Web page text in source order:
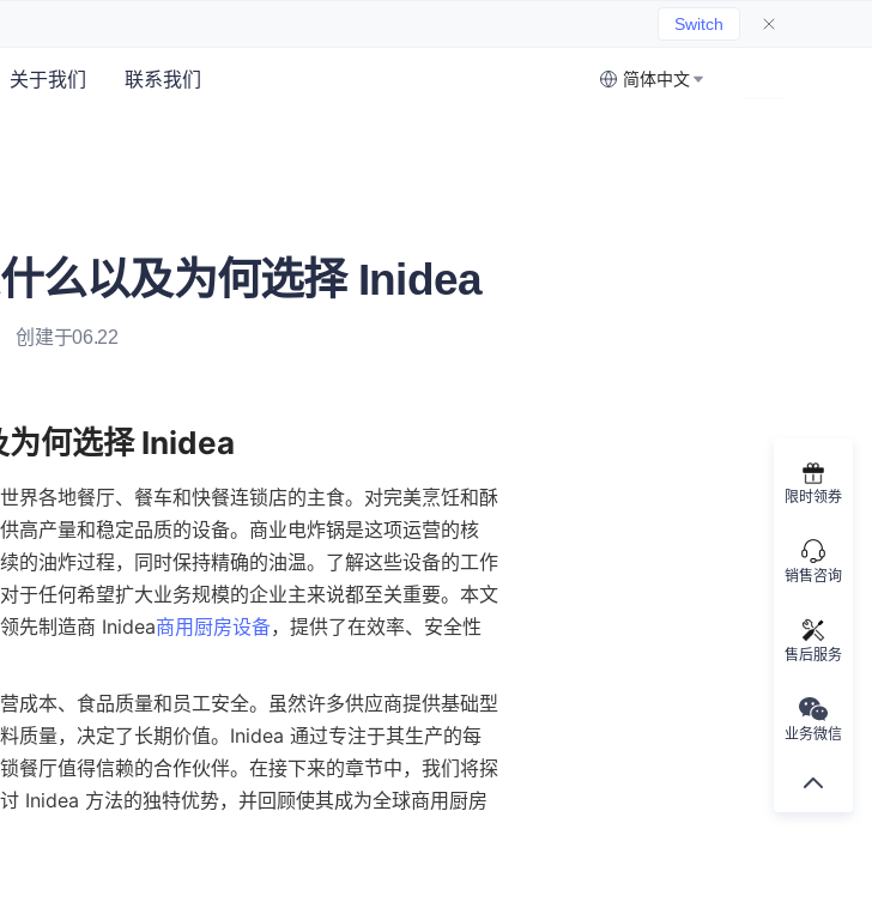
Switch
关于我们 联系我们 简体中文
么以及为何选择 Inidea
创建于06.22
界各地餐厅、餐车和快餐连锁店的主食。对完美烹饪和酥
高产量和稳定品质的设备。商业电炸锅是这项运营的核
的油炸过程，同时保持精确的油温。了解这些设备的工作
于任何希望扩大业务规模的企业主来说都至关重要。本文
先制造商 Inidea商用厨房设备，提供了在效率、安全性
成本、食品质量和员工安全。虽然许多供应商提供基础型
质量，决定了长期价值。Inidea 通过专注于其生产的每
餐厅值得信赖的合作伙伴。在接下来的章节中，我们将探
Inidea 方法的独特优势，并回顾使其成为全球商用厨房
限时领券
销售咨询
售后服务
业务微信